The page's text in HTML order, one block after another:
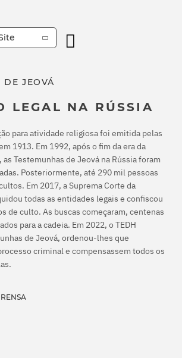
DE JEOVÁ
LEGAL NA RÚSSIA
para atividade religiosa foi emitida pelas
1913. Em 1992, após o fim da era da
Testemunhas de Jeová na Rússia foram
Posteriormente, até 290 mil pessoas
Em 2017, a Suprema Corte da
todas as entidades legais e confiscou
de culto. As buscas começaram, centenas
para a cadeia. Em 2022, o TEDH
de Jeová, ordenou-lhes que
criminal e compensassem todos os